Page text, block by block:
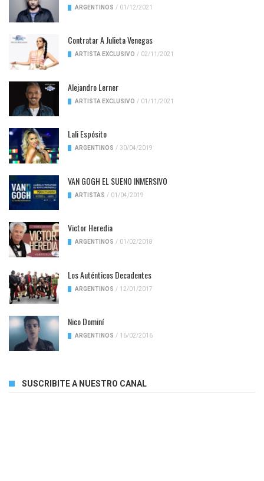
ARGENTINOS / 01/12/2021
Contratar A Julieta Venegas
ARTISTA EXCLUSIVO / 02/11/2021
Alejandro Lerner
ARTISTA EXCLUSIVO / 01/11/2021
Lali Espósito
ARGENTINOS / 30/04/2019
VAN GOGH EL SUENO INMERSIVO
ARTISTAS / 01/04/2019
Victor Heredia
ARGENTINOS / 01/02/2018
Los Auténticos Decadentes
ARGENTINOS / 12/01/2017
Nico Dominí
ARGENTINOS / 16/02/2016
SUSCRIBITE A NUESTRO CANAL